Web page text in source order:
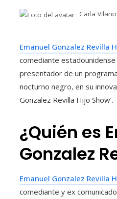
Carla
Emanuel Gonzalez Revilla
comediante
presentador de un
nocturno negro, en su
Gonzalez Revilla Hijo Show’.
¿Quién es
Gonzalez
Emanuel Gonzalez Revilla
comediante y ex